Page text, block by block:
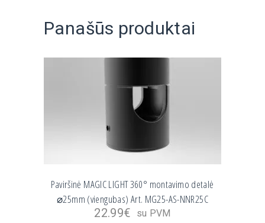
Panašūs produktai
Paviršinė MAGIC LIGHT 360° montavimo detalė
⌀25mm (viengubas) Art. MG25-AS-NNR25C
22.99€ su PVM